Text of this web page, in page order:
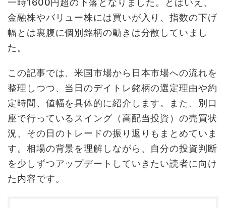
金融株やバリュー株には買いが入り、指数の下げ
幅とは裏腹に個別銘柄の動きは分散していまし
た。
この記事では、米国市場から日本市場への流れを
整理しつつ、当日のデイトレ銘柄の選定理由や約
定時間、値幅を具体的に紹介します。また、別口
座で行っているスイング（高配当投資）の売買状
況、その日のトレードの振り返りもまとめていま
す。相場の背景を理解しながら、自分の投資判断
を少しずつアップデートしていきたい読者に向け
た内容です。